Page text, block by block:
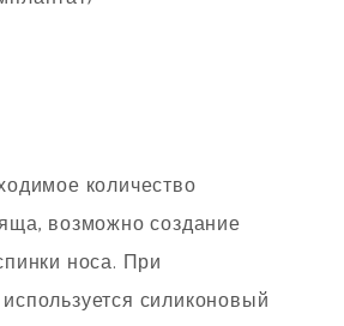
количество
возможно создание
носа. При
силиконовый